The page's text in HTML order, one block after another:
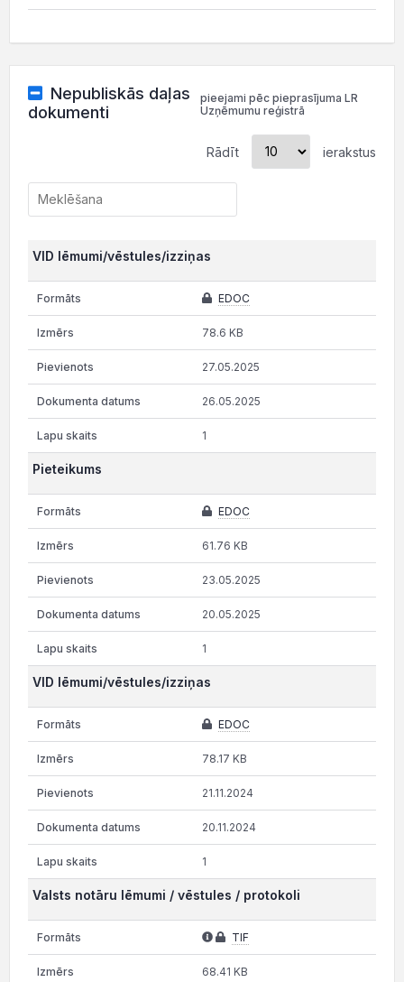
Nepubliskās daļas
dokumenti
pieejami pēc pieprasījuma LR
Uzņēmumu reģistrā
Rādīt ierakstus
VID lēmumi/vēstules/izziņas
EDOC
78.6 KB
27.05.2025
26.05.2025
1
Pieteikums
EDOC
61.76 KB
23.05.2025
20.05.2025
1
VID lēmumi/vēstules/izziņas
EDOC
78.17 KB
21.11.2024
20.11.2024
1
Valsts notāru lēmumi / vēstules / protokoli
TIF
68.41 KB